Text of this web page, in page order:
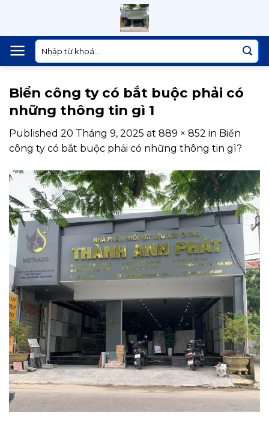
content
Tìm
kiếm:
Biển công ty có bắt buộc phải có
những thông tin gì 1
Published 20 Tháng 9, 2025 at 889 × 852 in Biển
công ty có bắt buộc phải có những thông tin gì?